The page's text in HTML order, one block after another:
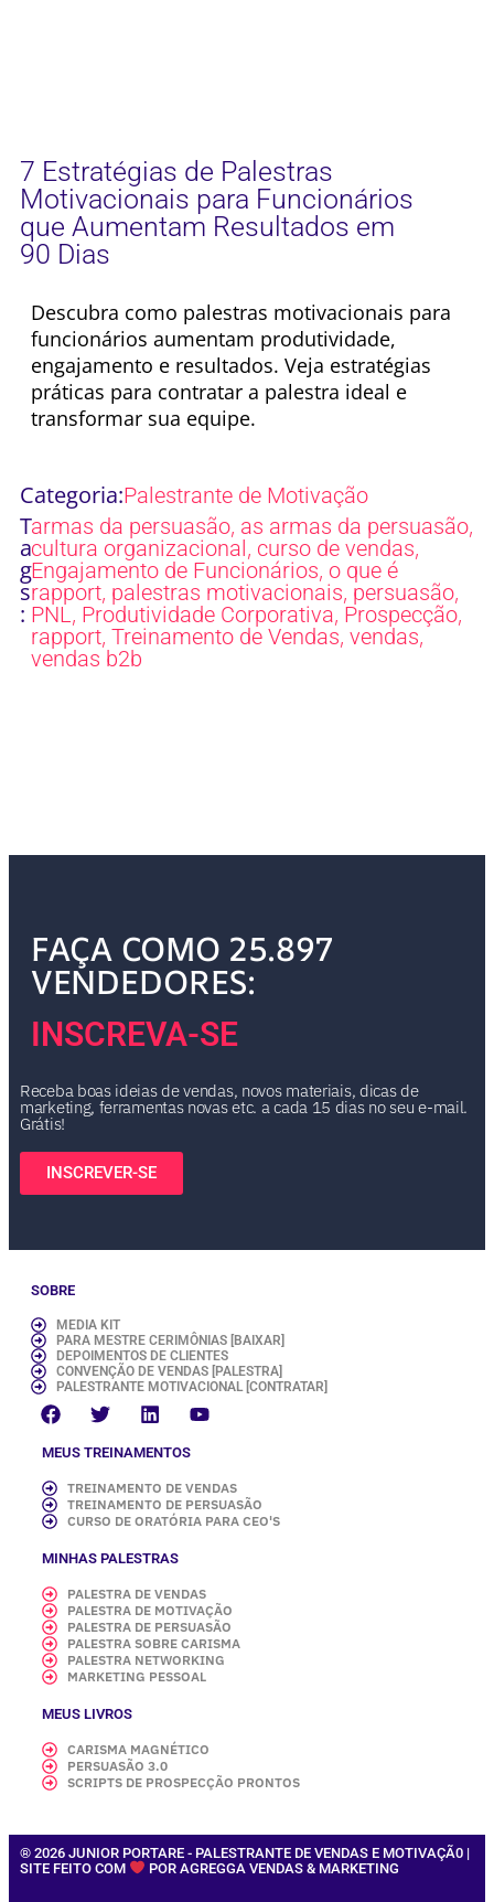
7 Estratégias de Palestras
Motivacionais para Funcionários
que Aumentam Resultados em
90 Dias
Descubra como palestras motivacionais para
funcionários aumentam produtividade,
engajamento e resultados. Veja estratégias
práticas para contratar a palestra ideal e
transformar sua equipe.
Categoria:Palestrante de Motivação
T
a
g
s
:
armas da persuasão, as armas da persuasão,
cultura organizacional, curso de vendas,
Engajamento de Funcionários, o que é
rapport, palestras motivacionais, persuasão,
PNL, Produtividade Corporativa, Prospecção,
rapport, Treinamento de Vendas, vendas,
vendas b2b
FAÇA COMO 25.897
VENDEDORES:
INSCREVA-SE
Receba boas ideias de vendas, novos materiais, dicas de
marketing, ferramentas novas etc. a cada 15 dias no seu e-mail.
Grátis!
INSCREVER-SE
SOBRE
MEDIA KIT
PARA MESTRE CERIMÔNIAS [BAIXAR]
DEPOIMENTOS DE CLIENTES
CONVENÇÃO DE VENDAS [PALESTRA]
PALESTRANTE MOTIVACIONAL [CONTRATAR]
MEUS TREINAMENTOS
TREINAMENTO DE VENDAS
TREINAMENTO DE PERSUASÃO
CURSO DE ORATÓRIA PARA CEO'S
MINHAS PALESTRAS
PALESTRA DE VENDAS
PALESTRA DE MOTIVAÇÃO
PALESTRA DE PERSUASÃO
PALESTRA SOBRE CARISMA
PALESTRA NETWORKING
MARKETING PESSOAL
MEUS LIVROS
CARISMA MAGNÉTICO
PERSUASÃO 3.0
SCRIPTS DE PROSPECÇÃO PRONTOS
® 2026 JUNIOR PORTARE - PALESTRANTE DE VENDAS E MOTIVAÇÃ0 |
SITE FEITO COM
POR AGREGGA VENDAS & MARKETING